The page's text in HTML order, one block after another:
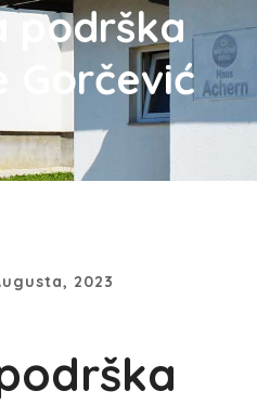
podrška
Gorčević
2023